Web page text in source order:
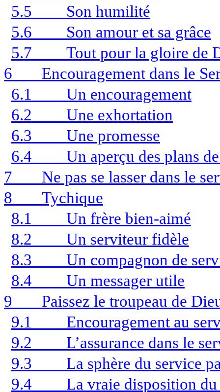
5.5
Son humilité
5.6
Son amour et sa grâce
5.7
Tout pour la gloire de
6
Encouragement dans le
6.1
Un encouragement
6.2
Une exhortation
6.3
Une promesse
6.4
Un aperçu des plans
7
Ne pas se lasser dans le
8
Tychique
8.1
Un frère bien-aimé
8.2
Un serviteur fidèle
8.3
Un compagnon de
8.4
Un messager utile
9
Paissez le troupeau de
9.1
Encouragement au
9.2
L’assurance dans le
9.3
La sphère du service
9.4
La vraie disposition